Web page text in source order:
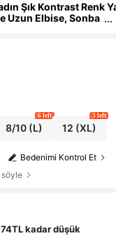
Şık Kontrast Renk
Uzun Elbise, Sonba
8/10(L)
6 left
12 (XL)
3 left
Bedenimi Kontrol Et
söyle
kadar düşük